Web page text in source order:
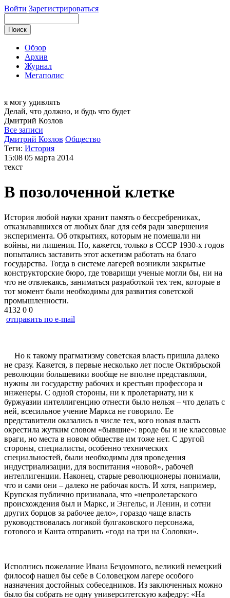
Войти Зарегистрироваться
Обзор
Архив
Журнал
Мегаполис
я могу удивлять
Делай, что должно, и будь что будет
Дмитрий Козлов
Все записи
Дмитрий Козлов Общество
Теги: История
15:08 05 марта 2014
текст
В позолоченной клетке
История любой науки хранит память о бессребрениках,
отказывавшихся от любых благ для себя ради завершения
эксперимента. Об открытиях, которым не помешали ни
войны, ни лишения. Но, кажется, только в СССР 1930-х годов
попытались заставить этот аскетизм работать на благо
государства. Тогда в системе лагерей возникли закрытые
конструкторские бюро, где товарищи ученые могли бы, ни на
что не отвлекаясь, заниматься разработкой тех тем, которые в
тот момент были необходимы для развития советской
промышленности.
4132 0 0
отправить по e-mail
Но к такому прагматизму советская власть пришла далеко
не сразу. Кажется, в первые несколько лет после Октябрьской
революции большевики вообще не вполне представляли,
нужны ли государству рабочих и крестьян профессора и
инженеры. С одной стороны, ни к пролетариату, ни к
буржуазии интеллигенцию отнести было нельзя – что делать с
ней, всесильное учение Маркса не говорило. Ее
представители оказались в числе тех, кого новая власть
окрестила жутким словом «бывшие»: вроде бы и не классовые
враги, но места в новом обществе им тоже нет. С другой
стороны, специалисты, особенно технических
специальностей, были необходимы для проведения
индустриализации, для воспитания «новой», рабочей
интеллигенции. Наконец, старые революционеры понимали,
что и сами они – далеко не рабочая кость. И хотя, например,
Крупская публично признавала, что «непролетарского
происхождения был и Маркс, и Энгельс, и Ленин, и сотни
других борцов за рабочее дело», гораздо чаще власть
руководствовалась логикой булгаковского персонажа,
готового и Канта отправить «года на три на Соловки».
Исполнись пожелание Ивана Бездомного, великий немецкий
философ нашел бы себе в Соловецком лагере особого
назначения достойных собеседников. Из заключенных можно
было бы собрать не одну университетскую кафедру: «На